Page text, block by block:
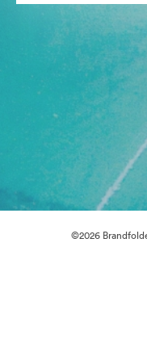
©2026